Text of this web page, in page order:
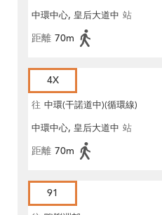
中環中心, 皇后大道中 站
距離 70m
4X
往 中環(干諾道中)(循環線)
中環中心, 皇后大道中 站
距離 70m
91